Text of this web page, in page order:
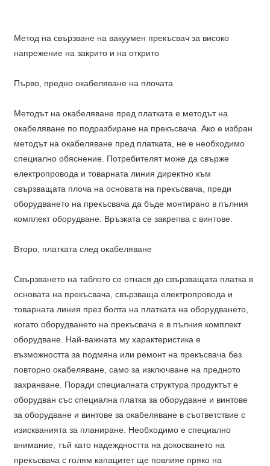
Метод на свързване на вакуумен прекъсвач за високо
напрежение на закрито и на открито
Първо, предно окабеляване на плочата
Методът на окабеляване пред платката е методът на
окабеляване по подразбиране на прекъсвача. Ако е избран
методът на окабеляване пред платката, не е необходимо
специално обяснение. Потребителят може да свърже
електропровода и товарната линия директно към
свързващата плоча на основата на прекъсвача, преди
оборудването на прекъсвача да бъде монтирано в пълния
комплект оборудване. Връзката се закрепва с винтове.
Второ, платката след окабеляване
Свързването на таблото се отнася до свързващата платка в
основата на прекъсвача, свързваща електропровода и
товарната линия през болта на платката на оборудването,
когато оборудването на прекъсвача е в пълния комплект
оборудване. Най-важната му характеристика е
възможността за подмяна или ремонт на прекъсвача без
повторно окабеляване, само за изключване на предното
захранване. Поради специалната структура продуктът е
оборудван със специална платка за оборудване и винтове
за оборудване и винтове за окабеляване в съответствие с
изискванията за планиране. Необходимо е специално
внимание, тъй като надеждността на докосването на
прекъсвача с голям капацитет ще повлияе пряко на